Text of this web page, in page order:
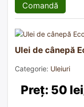
Comandă
Ulei de cânepă
Categorie: Uleiuri
Preț: 50